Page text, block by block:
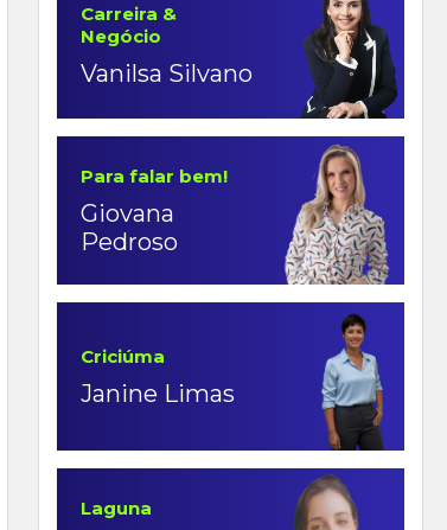
Carreira &
Negócio
Vanilsa Silvano
Para falar bem!
Giovana
Pedroso
Criciúma
Janine Limas
Laguna